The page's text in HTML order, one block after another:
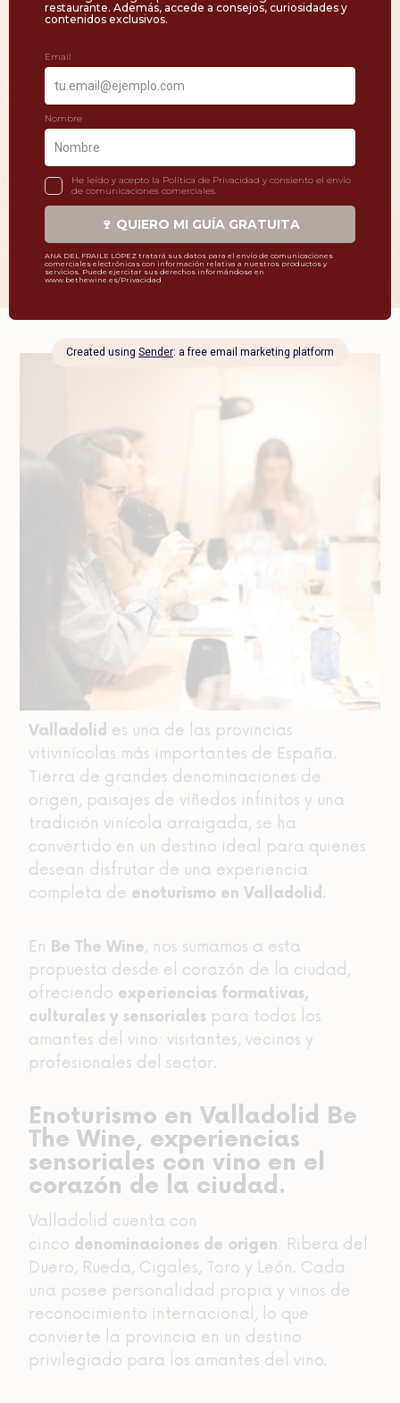
Valladolid es una de las provincias
vitivinícolas más importantes de España.
Tierra de grandes denominaciones de
origen, paisajes de viñedos infinitos y una
tradición vinícola arraigada, se ha
convertido en un destino ideal para quienes
desean disfrutar de una experiencia
completa de enoturismo en Valladolid.
En Be The Wine, nos sumamos a esta
propuesta desde el corazón de la ciudad,
ofreciendo experiencias formativas,
culturales y sensoriales para todos los
amantes del vino: visitantes, vecinos y
profesionales del sector.
Enoturismo en Valladolid Be
The Wine, experiencias
sensoriales con vino en el
corazón de la ciudad.
Valladolid cuenta con
cinco denominaciones de origen: Ribera del
Duero, Rueda, Cigales, Toro y León. Cada
una posee personalidad propia y vinos de
reconocimiento internacional, lo que
convierte la provincia en un destino
privilegiado para los amantes del vino.